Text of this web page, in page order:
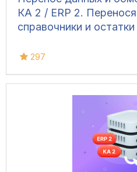
КА 2 / ERP 2.
справочники и остатки
297